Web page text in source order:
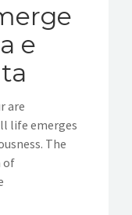
e
are
life emerges
The
of